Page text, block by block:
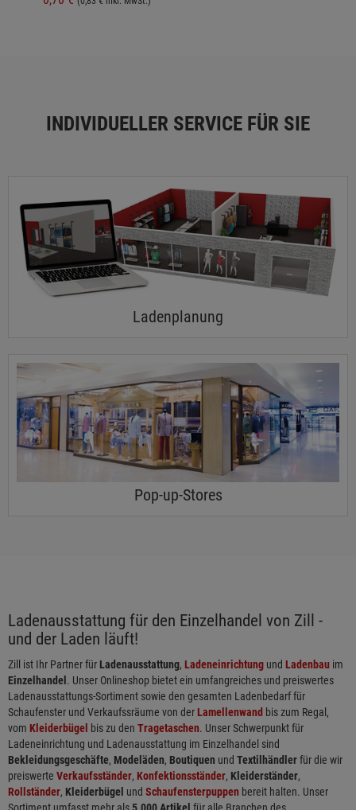
INDIVIDUELLER SERVICE FÜR SIE
Ladenplanung
Pop-up-Stores
Ladenausstattung für den Einzelhandel von Zill -
und der Laden läuft!
Zill ist Ihr Partner für Ladenausstattung, Ladeneinrichtung und Ladenbau im
Einzelhandel . Unser Onlineshop bietet ein umfangreiches und preiswertes
Ladenausstattungs-Sortiment sowie den gesamten Ladenbedarf für
Schaufenster und Verkaufssräume von derLamellenwand bis zum Regal,
vom Kleiderbügel bis zu den Tragetaschen. Unser Schwerpunkt für
Ladeneinrichtung und Ladenausstattung im Einzelhandel sind
Bekleidungsgeschäfte, Modeläden, Boutiquen und Textilhändlerfür die wir
preiswerte Verkaufsständer, Konfektionsständer, Kleiderständer,
Rollständer, Kleiderbügel und Schaufensterpuppen bereit halten. Unser